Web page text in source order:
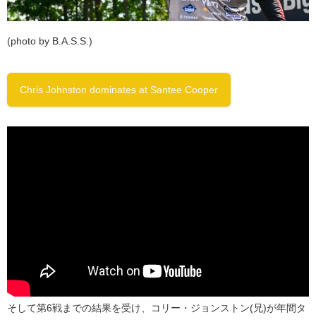
(photo by B.A.S.S.)
Chris Johnston dominates at Santee Cooper
そして第6戦までの結果を受け、コリー・ジョンストン(兄)が年間タ